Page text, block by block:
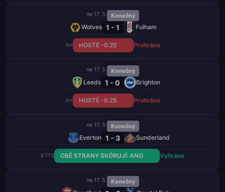
ne 17. 5. Konečný
Wolves 1 - 1 Fulham
AH HOSTÉ -0.25 Prohráno
ne 17. 5. Konečný
Leeds 1 - 0 Brighton
AH HOSTÉ -0.25 Prohráno
ne 17. 5. Konečný
Everton 1 - 3 Sunderland
BTTS OBĚ STRANY SKÓRUJÍ: ANO Vyhráno
ne 17. 5. Konečný